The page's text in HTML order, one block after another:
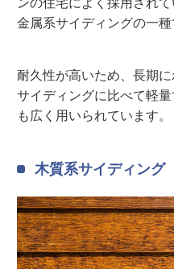
ンの住宅によく採用され
金属系サイディングの一種
耐久性が高いため、長期
サイディングに比べて軽
も広く用いられています。
木質系サイディング